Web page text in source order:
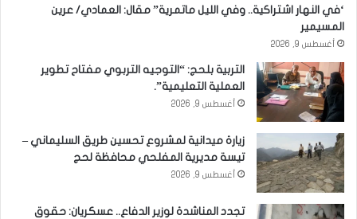
‘في النهار اشتراكية.. وفي الليل ماتمرية” مقال: العمادي/ عرين
المسيمير
أغسطس 9, 2026
التربية بلحج: “التوجيه التربوي مفتاح تطوير
العملية التعليمية”.
أغسطس 9, 2026
زيارة ميدانية لمشروع تحسين طريق السليماني –
تيسة مديرية المفلحي محافظة لحج
أغسطس 9, 2026
تجدد المناشدة لوزير الدفاع.. عسكريان: حقوق